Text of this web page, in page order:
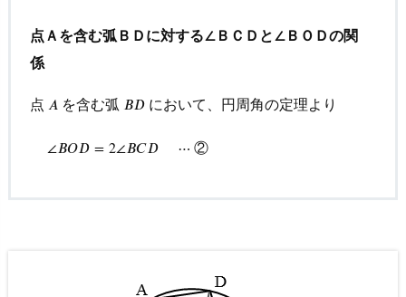
4.
(i)
解
点Ａを含む弧ＢＤに対する∠ＢＣＤと∠ＢＯＤの関
係
点 𝐴
A を含む弧 𝐵𝐷
BD において、円周角の定理より
∠𝐵𝑂𝐷 = 2∠𝐵𝐶𝐷 ⋯ ②
∠BOD= 2∠BCD⋯ ②